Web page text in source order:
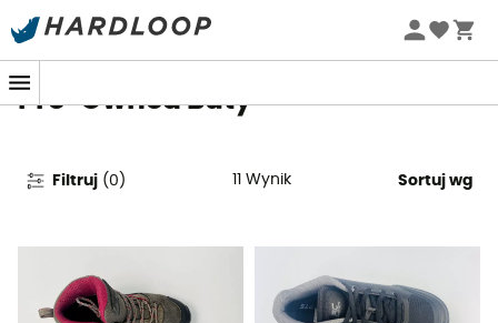
Letnie promocje 🔥 -5% DODATKOWO przy zakupie 2
Pre-Owned Buty
Filtruj (0 ) Wynik Sortuj wg